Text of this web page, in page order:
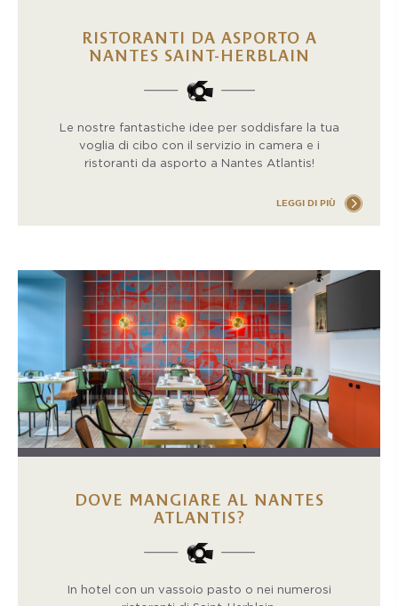
RISTORANTI DA ASPORTO A
NANTES SAINT-HERBLAIN
Le nostre fantastiche idee per soddisfare la tua
voglia di cibo con il servizio in camera e i
ristoranti da asporto a Nantes Atlantis!
LEGGI DI PIÙ
DOVE MANGIARE AL NANTES
ATLANTIS?
In hotel con un vassoio pasto o nei numerosi